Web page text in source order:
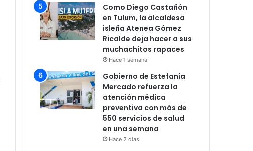
Como Diego Castañón
en Tulum, la alcaldesa
isleña Atenea Gómez
Ricalde deja hacer a sus
muchachitos rapaces
Hace 1 semana
Gobierno de Estefanía
Mercado refuerza la
atención médica
preventiva con más de
550 servicios de salud
en una semana
Hace 2 días